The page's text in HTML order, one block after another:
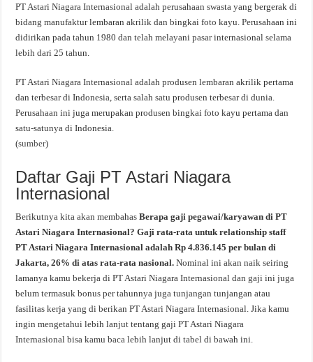
PT Astari Niagara Internasional adalah perusahaan swasta yang bergerak di
bidang manufaktur lembaran akrilik dan bingkai foto kayu. Perusahaan ini
didirikan pada tahun 1980 dan telah melayani pasar internasional selama
lebih dari 25 tahun.
PT Astari Niagara Internasional adalah produsen lembaran akrilik pertama
dan terbesar di Indonesia, serta salah satu produsen terbesar di dunia.
Perusahaan ini juga merupakan produsen bingkai foto kayu pertama dan
satu-satunya di Indonesia.
(sumber)
Daftar Gaji PT Astari Niagara
Internasional
Berikutnya kita akan membahasBerapa gaji pegawai/karyawan di PT
Astari Niagara Internasional? Gaji rata-rata untuk relationship staff
PT Astari Niagara Internasional adalah Rp 4.836.145 per bulan di
Jakarta, 26% di atas rata-rata nasional.Nominal ini akan naik seiring
lamanya kamu bekerja di PT Astari Niagara Internasional dan gaji ini juga
belum termasuk bonus per tahunnya juga tunjangan tunjangan atau
fasilitas kerja yang di berikan PT Astari Niagara Internasional. Jika kamu
ingin mengetahui lebih lanjut tentang gaji PT Astari Niagara
Internasional bisa kamu baca lebih lanjut di tabel di bawah ini.